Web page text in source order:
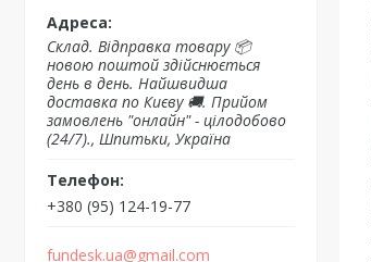
Склад. Відправка товару 📦
новою поштой здійснюється
день в день. Найшвидша
доставка по Києву 🚚. Прийом
замовлень "онлайн" - цілодобово
(24/7)., Шпитьки, Україна
+380 (95) 124-19-77
fundesk.ua@gmail.com